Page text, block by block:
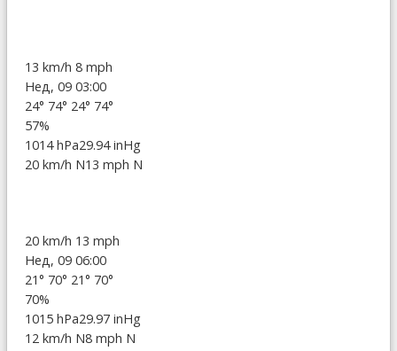
13 km/h 8 mph
Нед, 09 03:00
24° 74° 24° 74°
57%
1014 hPa29.94 inHg
20 km/h N13 mph N
20 km/h 13 mph
Нед, 09 06:00
21° 70° 21° 70°
70%
1015 hPa29.97 inHg
12 km/h N8 mph N